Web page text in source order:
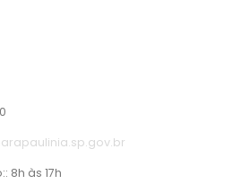
8h às 17h